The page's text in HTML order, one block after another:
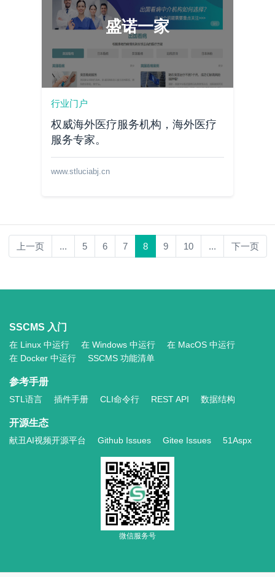
盛诺一家
行业门户
权威海外医疗服务机构，海外医疗
服务专家。
www.stluciabj.cn
上一页 ... 5 6 7 8 9 10 ... 下一页
SSCMS 入门
在 Linux 中运行 在 Windows 中运行
在 MacOS 中运行
在 Docker 中运行
SSCMS 功能清单
参考手册
STL语言 插件手册 CLI命令行 REST API 数据结构
开源生态
献丑AI视频开源平台 Github Issues Gitee Issues 51Aspx
微信服务号